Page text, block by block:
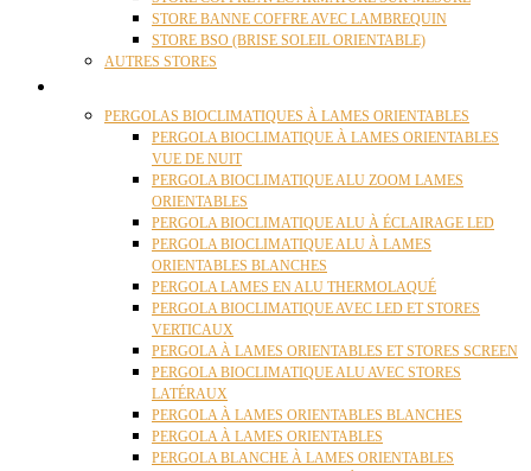
STORE BANNE COFFRE AVEC LAMBREQUIN
STORE BSO (BRISE SOLEIL ORIENTABLE)
AUTRES STORES
PERGOLAS BIOCLIMATIQUES À LAMES ORIENTABLES
PERGOLA BIOCLIMATIQUE À LAMES ORIENTABLES
VUE DE NUIT
PERGOLA BIOCLIMATIQUE ALU ZOOM LAMES
ORIENTABLES
PERGOLA BIOCLIMATIQUE ALU À ÉCLAIRAGE LED
PERGOLA BIOCLIMATIQUE ALU À LAMES
ORIENTABLES BLANCHES
PERGOLA LAMES EN ALU THERMOLAQUÉ
PERGOLA BIOCLIMATIQUE AVEC LED ET STORES
VERTICAUX
PERGOLA À LAMES ORIENTABLES ET STORES SCREEN
PERGOLA BIOCLIMATIQUE ALU AVEC STORES
LATÉRAUX
PERGOLA À LAMES ORIENTABLES BLANCHES
PERGOLA À LAMES ORIENTABLES
PERGOLA BLANCHE À LAMES ORIENTABLES